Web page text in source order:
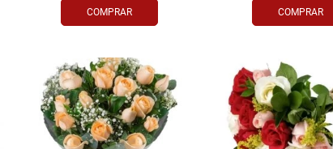
COMPRAR COMPRAR